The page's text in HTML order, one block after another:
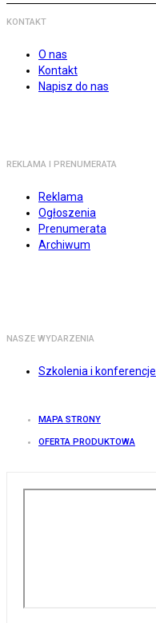
KONTAKT
O nas
Kontakt
Napisz do nas
REKLAMA I PRENUMERATA
Reklama
Ogłoszenia
Prenumerata
Archiwum
NASZE WYDARZENIA
Szkolenia i konferencje
MAPA STRONY
OFERTA PRODUKTOWA